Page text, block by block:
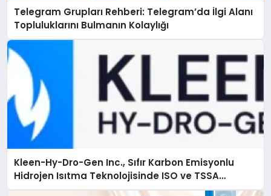
Telegram Grupları Rehberi: Telegram’da İlgi Alanı
Topluluklarını Bulmanın Kolaylığı
Kleen-Hy-Dro-Gen Inc., Sıfır Karbon Emisyonlu
Hidrojen Isıtma Teknolojisinde ISO ve TSSA
Düzenleyici Onaylarını Aldı